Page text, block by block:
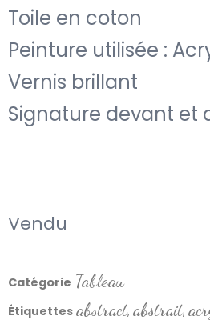
Toile en coton
Peinture utilisée :
Vernis brillant
Signature devant et
Vendu
Catégorie Tableau
Étiquettes abstract, abstrait,